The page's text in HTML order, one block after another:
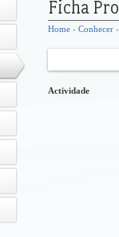
Home › Conhecer ›
Actividade